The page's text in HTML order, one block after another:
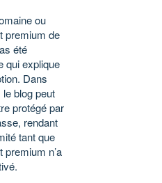
ou
premium de
été
qui explique
Dans
blog peut
protégé par
rendant
tant que
premium n’a